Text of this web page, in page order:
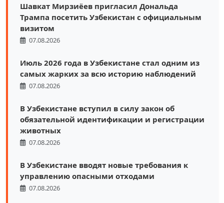
Шавкат Мирзиёев пригласил Дональда
Трампа посетить Узбекистан с официальным
визитом
07.08.2026
Июль 2026 года в Узбекистане стал одним из
самых жарких за всю историю наблюдений
07.08.2026
В Узбекистане вступил в силу закон об
обязательной идентификации и регистрации
животных
07.08.2026
В Узбекистане вводят новые требования к
управлению опасными отходами
07.08.2026